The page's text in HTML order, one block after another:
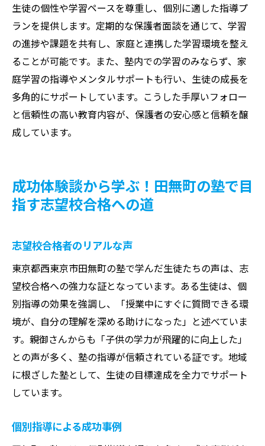
生徒の個性や学習ペースを尊重し、個別に適した指導プ
ランを提供します。定期的な保護者面談を通じて、学習
の進捗や課題を共有し、家庭と連携した学習環境を整え
ることが可能です。また、塾内での学習のみならず、家
庭学習の指導やメンタルサポートも行い、生徒の成長を
多角的にサポートしています。こうした手厚いフォロー
と信頼性の高い教育内容が、保護者の安心感と信頼を醸
成しています。
成功体験談から学ぶ！田無町の塾で目
指す志望校合格への道
志望校合格者のリアルな声
東京都西東京市田無町の塾で学んだ生徒たちの声は、志
望校合格への強力な証となっています。ある生徒は、個
別指導の効果を強調し、「授業中にすぐに質問できる環
境が、自分の理解を深める助けになった」と述べていま
す。親御さんからも「子供の学力が飛躍的に向上した」
との声が多く、塾の指導が信頼されている証です。地域
に根ざした塾として、生徒の目標達成を全力でサポート
しています。
個別指導による成功事例